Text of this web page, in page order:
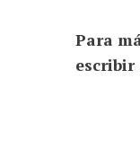
Para
escribir